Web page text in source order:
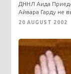
ДННЛ Аида
Айвара Гарду не
20 AUGUST 2002